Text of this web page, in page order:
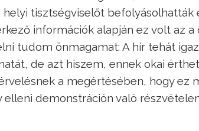
tisztségviselőt befolyásolhatták
információk alapján ez volt az
tudom önmagamat: A hír tehát
de azt hiszem, ennek okai
a megértésében, hogy ez
demonstráción való